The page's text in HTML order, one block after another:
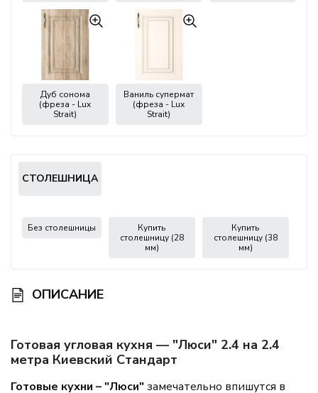
Дуб сонома
(фреза - Lux
Strait)
Ваниль супермат
(фреза - Lux
Strait)
СТОЛЕШНИЦА
Без столешницы
Купить
столешницу (28
мм)
Купить
столешницу (38
мм)
ОПИСАНИЕ
Готовая угловая кухня — "Люси" 2.4 на 2.4
метра Киевский Стандарт
Готовые кухни – "Люси"замечательно впишутся в